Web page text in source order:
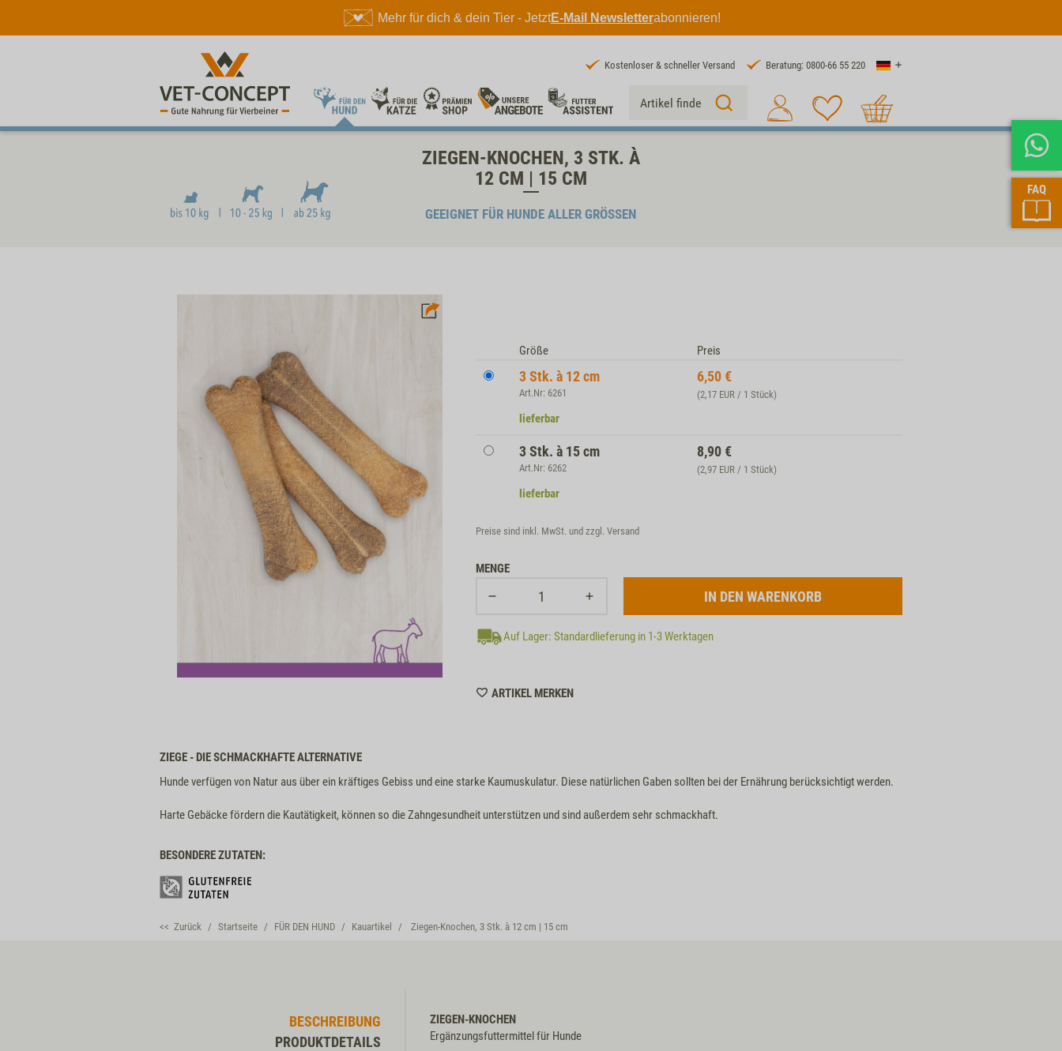
Mehr für dich & dein Tier - JetztE-Mail Newsletterabonnieren!
FAQ
Kostenloser & schneller Versand Beratung: 0800-66 55 220 Land
Suche 1
ZIEGEN-KNOCHEN, 3 STK. À
12 CM | 15 CM
GEEIGNET FÜR HUNDE ALLER GRÖSSEN
Größe Preis
3 Stk. à 12 cm
Art.Nr: 6261
6,50€
(2,17 EUR / 1 Stück)
lieferbar
3 Stk. à 15 cm
Art.Nr: 6262
8,90 €
(2,97 EUR / 1 Stück)
lieferbar
Preise sind inkl. MwSt. und zzgl. Versand
MENGE
Auf Lager: Standardlieferung in 1-3 Werktagen
ARTIKEL MERKENWISHLIST
ZIEGE - DIE SCHMACKHAFTE ALTERNATIVE
Hunde verfügen von Natur aus über ein kräftiges Gebiss und eine starke Kaumuskulatur. Diese natürlichen Gaben sollten bei der Ernährung berücksichtigt werden.
Harte Gebäcke fördern die Kautätigkeit, können so die Zahngesundheit unterstützen und sind außerdem sehr schmackhaft.
BESONDERE ZUTATEN:
<< Zurück Startseite FÜR DEN HUND Kauartikel Ziegen-Knochen, 3 Stk. à 12 cm | 15 cm
BESCHREIBUNG
PRODUKTDETAILS
ZIEGEN-KNOCHEN
Ergänzungsfuttermittel für Hunde